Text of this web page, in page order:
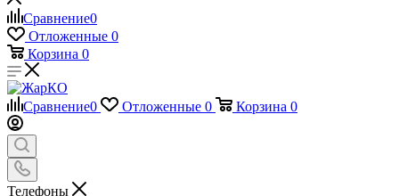
Сравнение0
Отложенные 0
Корзина 0
Сравнение0 Отложенные 0 Корзина 0
Телефоны